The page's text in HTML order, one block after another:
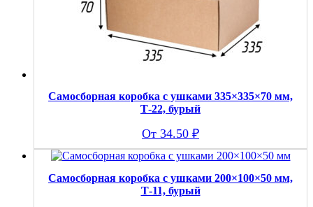
Самосборная коробка с ушками 335×335×70 мм,
Т-22, бурый
34.50 ₽
Самосборная коробка с ушками 200×100×50 мм,
Т-11, бурый